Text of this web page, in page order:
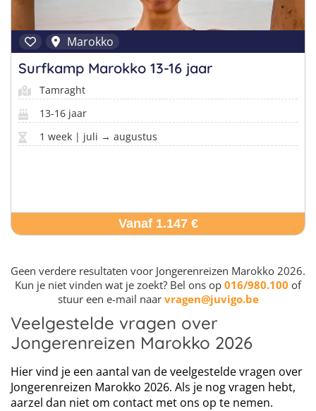
Marokko
Surfkamp Marokko 13-16 jaar
Tamraght
13-16 jaar
1 week | juli → augustus
Vanaf 1.147 €
Geen verdere resultaten voor Jongerenreizen Marokko 2026.
Kun je niet vinden wat je zoekt? Bel ons op 016/980.100 of
stuur een e-mail naar vragen@juvigo.be
Veelgestelde vragen over
Jongerenreizen Marokko 2026
Hier vind je een aantal van de veelgestelde vragen over
Jongerenreizen Marokko 2026. Als je nog vragen hebt,
aarzel dan niet om contact met ons op te nemen.